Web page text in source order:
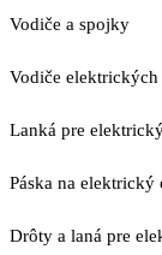
Vodiče a spojky
Vodiče
Lanká pre
Páska na elektrický
Drôty a laná pre